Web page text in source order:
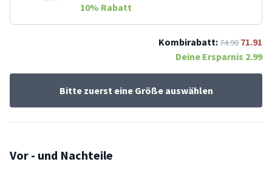
10% Rabatt
Kombirabatt:74.90 71.91
Deine Ersparnis 2.99
Bitte zuerst eine Größe auswählen
Vor - und Nachteile